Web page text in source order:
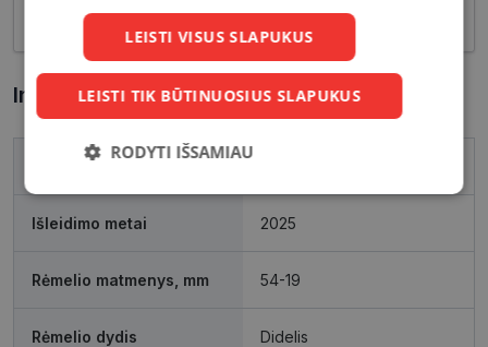
akcentas.
Informacija apie prekę
Prekės ženklas
Išleidimo metai 2025
Rėmelio matmenys, mm 54-19
Rėmelio dydis Didelis
LEISTI VISUS SLAPUKUS
LEISTI TIK BŪTINUOSIUS SLAPUKUS
RODYTI IŠSAMIAU
Būtinieji
slapukai
Statistikos
slapukai
Rinkodaros